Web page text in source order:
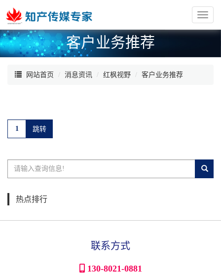
红
枫
客户业务推荐
网站首页 消息资讯 红枫视野 客户业务推荐
热点排行
联系方式
130-8021-0881